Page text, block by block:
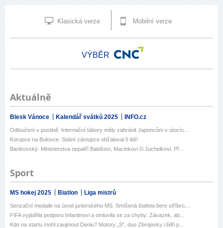
Klasická verze Mobilní verze
VÝBĚR
Aktuálně
Blesk Vánoce Kalendář svátků 2025 INFO.cz
Odloučení v pustině. Internační tábory měly zabránit Japoncům v útocíc...
Korupce na Bulovce: Státní zástupce obžaloval 5 lidí!
Bartkovský: Ministerstva nepatří Babišovi, Macinkovi či Juchelkovi. Př...
Sport
MS hokej 2025 Biatlon Liga mistrů
Senzační medaile na úvod juniorského MS. Smíšená štafeta bere stříbro,...
FIFA vyjádřila podporu Infantinovi a omluvila se za chyby: Závazek, ab...
Kdo na startu mohl zaujmout Deniu? Motory „S“, duo Zbrojovky i lídři p...